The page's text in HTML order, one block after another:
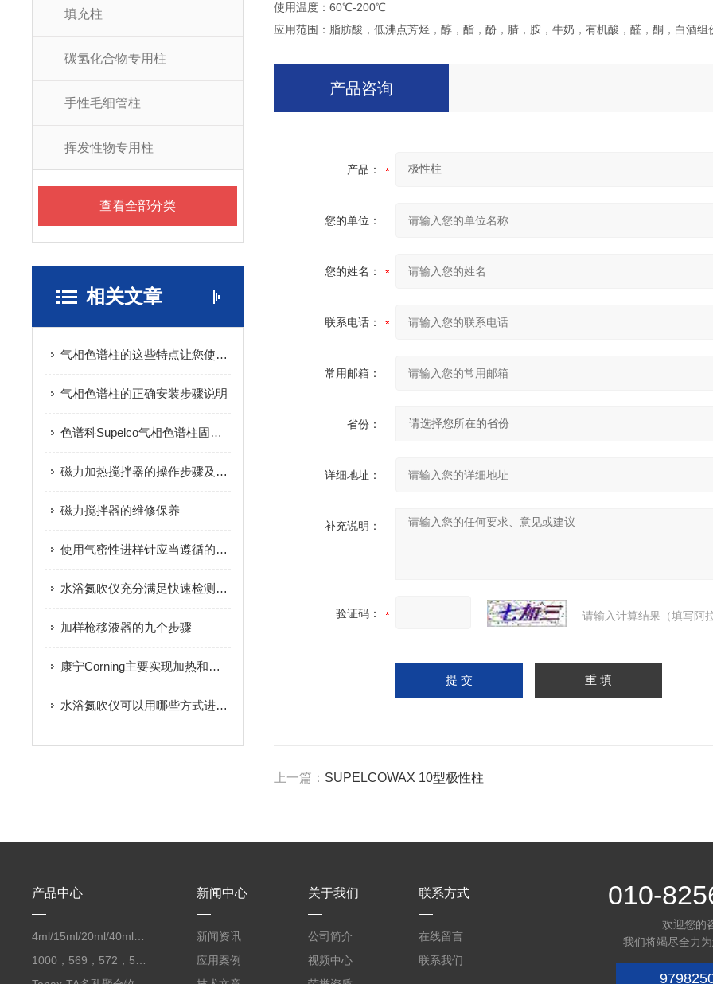
填充柱
碳氢化合物专用柱
手性毛细管柱
挥发性物专用柱
查看全部分类
相关文章
气相色谱柱的这些特点让您使用无忧
气相色谱柱的正确安装步骤说明
色谱科Supelco气相色谱柱固定液多孔聚合物吸附剂库存现货*
磁力加热搅拌器的操作步骤及其注意事项说明
磁力搅拌器的维修保养
使用气密性进样针应当遵循的原则
水浴氮吹仪充分满足快速检测的需要
加样枪移液器的九个步骤
康宁Corning主要实现加热和搅拌功能
水浴氮吹仪可以用哪些方式进行清洗维护
使用温度：60℃-200℃
应用范围：脂肪酸，低沸点芳烃，醇，酯，酚，腈，胺，牛奶，有机酸，醛，酮，白酒组
产品咨询
产品：
您的单位：
您的姓名：
联系电话：
常用邮箱：
省份：
详细地址：
补充说明：
验证码： 请输入计算结果（填写阿
上一篇： SUPELCOWAX 10型极性柱
产品中心 新闻中心
新闻资讯
应用案例
关于我们
公司简介
视频中心
联系方式
在线留言
联系我们
010-
欢迎您的
我们将竭尽全力